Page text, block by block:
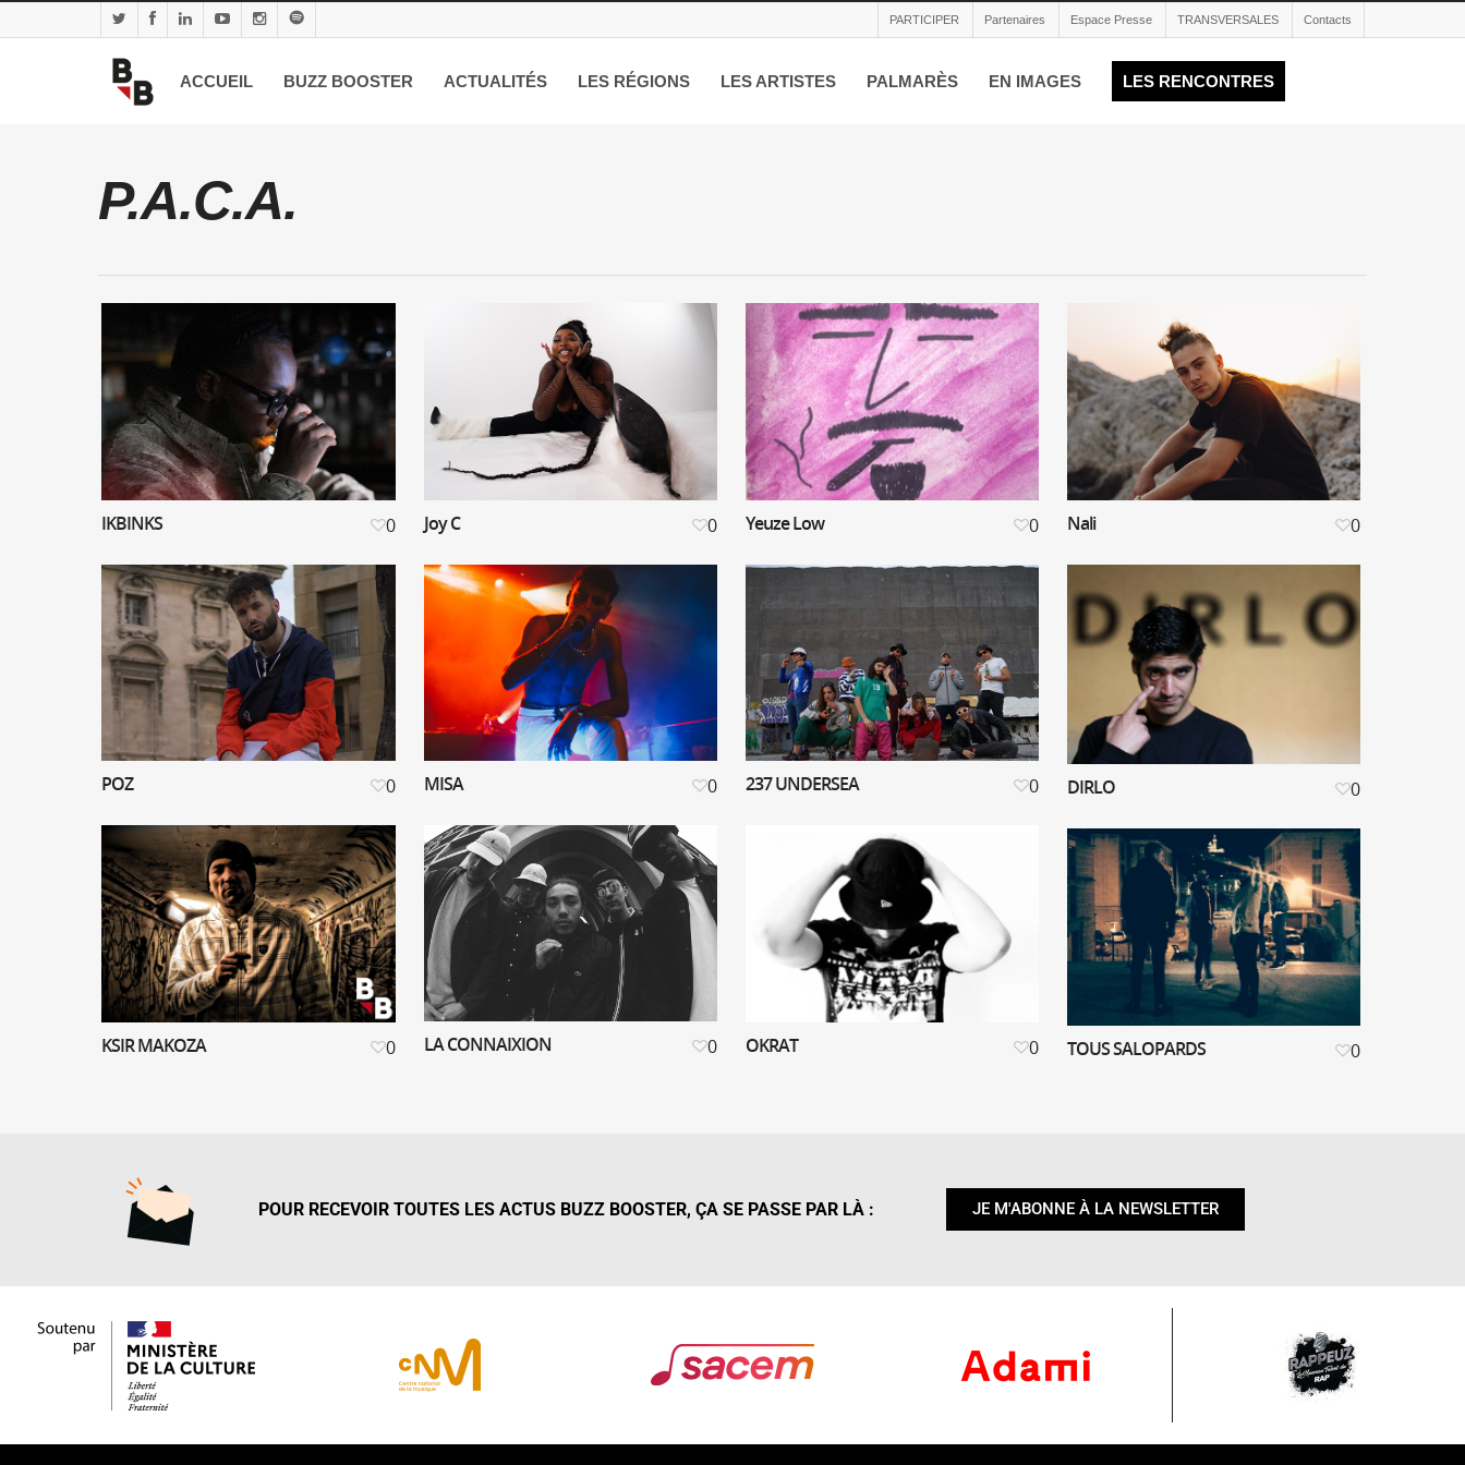
PARTICIPER Partenaires Espace Presse TRANSVERSALES Contacts
ACCUEIL BUZZ BOOSTER ACTUALITÉS LES RÉGIONS LES ARTISTES PALMARÈS EN IMAGES LES RENCONTRES
P.A.C.A.
IKBINKS 0 Joy C 0 Yeuze Low 0 Nali 0
POZ 0 MISA 0 237 UNDERSEA 0 DIRLO 0
KSIR MAKOZA 0 LA CONNAIXION 0 OKRAT 0 TOUS SALOPARDS 0
POUR RECEVOIR TOUTES LES ACTUS BUZZ BOOSTER, ÇA SE PASSE PAR LÀ : JE M'ABONNE À LA NEWSLETTER